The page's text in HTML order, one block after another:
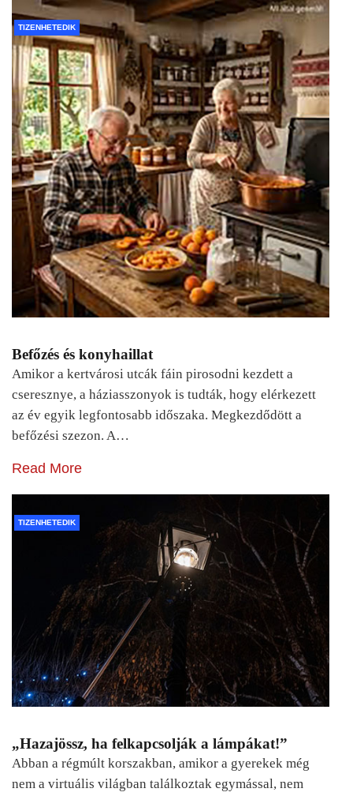
TIZENHETEDIK
Befőzés és konyhaillat
Amikor a kertvárosi utcák fáin pirosodni kezdett a
cseresznye, a háziasszonyok is tudták, hogy elérkezett
az év egyik legfontosabb időszaka. Megkezdődött a
befőzési szezon. A…
Read More
TIZENHETEDIK
„Hazajössz, ha felkapcsolják a lámpákat!”
Abban a régmúlt korszakban, amikor a gyerekek még
nem a virtuális világban találkoztak egymással, nem